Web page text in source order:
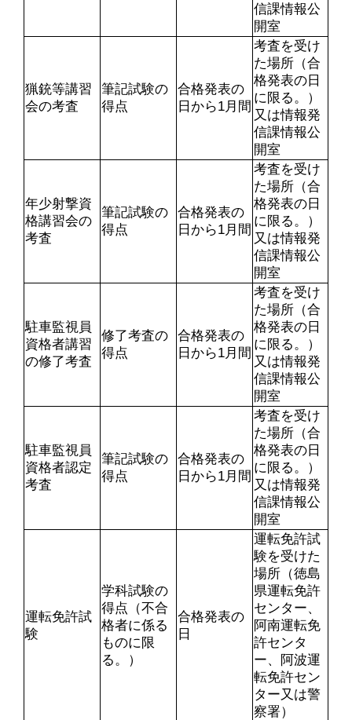
信課情報公
開室
猟銃等講習
会の考査
筆記試験の
得点
合格発表の
日から1月間
考査を受け
た場所（合
格発表の日
に限る。）
又は情報発
信課情報公
開室
年少射撃資
格講習会の
考査
筆記試験の
得点
合格発表の
日から1月間
考査を受け
た場所（合
格発表の日
に限る。）
又は情報発
信課情報公
開室
駐車監視員
資格者講習
の修了考査
修了考査の
得点
合格発表の
日から1月間
考査を受け
た場所（合
格発表の日
に限る。）
又は情報発
信課情報公
開室
駐車監視員
資格者認定
考査
筆記試験の
得点
合格発表の
日から1月間
考査を受け
た場所（合
格発表の日
に限る。）
又は情報発
信課情報公
開室
運転免許試
験
学科試験の
得点（不合
格者に係る
ものに限
る。）
合格発表の
日
運転免許試
験を受けた
場所（徳島
県運転免許
センター、
阿南運転免
許センタ
ー、阿波運
転免許セン
ター又は警
察署）